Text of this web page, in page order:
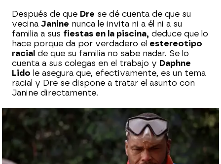
Después de que Dre se dé cuenta de que su
vecina Janine nunca le invita ni a él ni a su
familia a sus fiestas en la piscina, deduce que lo
hace porque da por verdadero el estereotipo
racial de que su familia no sabe nadar. Se lo
cuenta a sus colegas en el trabajo y Daphne
Lido le asegura que, efectivamente, es un tema
racial y Dre se dispone a tratar el asunto con
Janine directamente.